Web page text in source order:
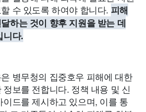
수 있도록 하여야 합니다. 피해
하는 것이 향후 지원을 받는 데
니다.
병무청의 집중호우 피해에 대한
보를 전합니다. 정책 내용 및 신
드를 제시하고 있으며, 이를 통